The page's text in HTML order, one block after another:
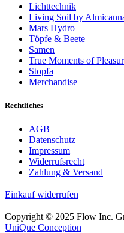
Lichttechnik
Living Soil by
Mars Hydro
Töpfe & Beete
Samen
True Moments of
Stopfa
Merchandise
Rechtliches
AGB
Datenschutz
Impressum
Widerrufsrecht
Zahlung & Versand
Einkauf widerrufen
Copyright © 2025 Flow Inc.
UniQue Conception